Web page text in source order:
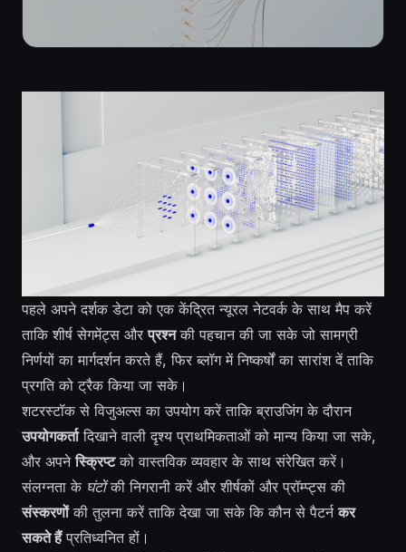
पहले अपने दर्शक डेटा को एक केंद्रित न्यूरल नेटवर्क के साथ मैप करें
ताकि शीर्ष सेगमेंट्स औरप्रश्नकी पहचान की जा सके जो सामग्री
निर्णयों का मार्गदर्शन करते हैं, फिर ब्लॉग में निष्कर्षों का सारांश दें ताकि
प्रगति को ट्रैक किया जा सके।
शटरस्टॉक से विजुअल्स का उपयोग करें ताकि ब्राउजिंग के दौरान
उपयोगकर्तादिखाने वाली दृश्य प्राथमिकताओं को मान्य किया जा सके,
और अपनेस्क्रिप्टको वास्तविक व्यवहार के साथ संरेखित करें।
संलग्नता के घंटोंकी निगरानी करें और शीर्षकों और प्रॉम्प्ट्स की
संस्करणोंकी तुलना करें ताकि देखा जा सके कि कौन से पैटर्नकर
सकते हैंप्रतिध्वनित हों।